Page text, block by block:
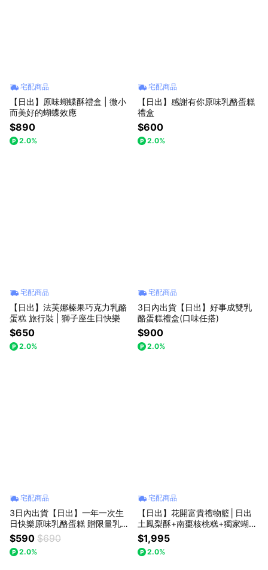
宅配商品
【日出】原味蝴蝶酥禮盒 | 微小
而美好的蝴蝶效應
$890
2.0%
宅配商品
【日出】感謝有你原味乳酪蛋糕
禮盒
$600
2.0%
宅配商品
【日出】法芙娜榛果巧克力乳酪
蛋糕 旅行裝 | 獅子座生日快樂
$650
2.0%
宅配商品
3日內出貨【日出】好事成雙乳
酪蛋糕禮盒(口味任搭)
$900
2.0%
宅配商品
3日內出貨【日出】一年一次生
日快樂原味乳酪蛋糕 贈限量乳酪
抹刀 | 獅子座生日快樂
$590 $690
2.0%
宅配商品
【日出】花開富貴禮物籃│日出
土鳳梨酥+南棗核桃糕+獨家蝴蝶
酥│送禮選日出
$1,995
2.0%